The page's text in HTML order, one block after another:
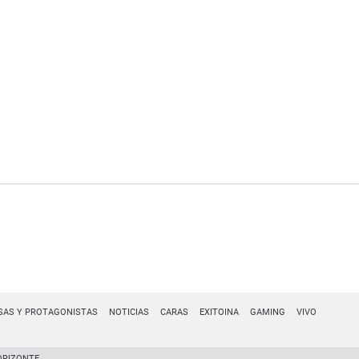
Y PROTAGONISTAS NOTICIAS CARAS EXITOINA GAMING VIVO